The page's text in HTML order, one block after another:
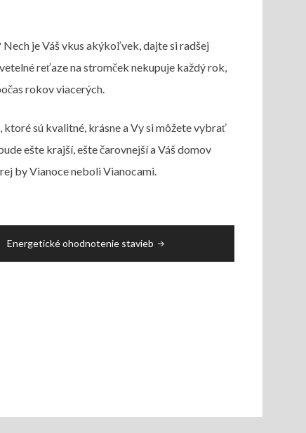
je Váš vkus akýkoľvek, dajte si radšej
reťaze na stromček nekupuje každý rok,
rokov viacerých.
sú kvalitné, krásne a Vy si môžete vybrať
ešte krajší, ešte čarovnejší a Váš domov
by Vianoce neboli Vianocami.
Energetické ohodnotenie stavieb